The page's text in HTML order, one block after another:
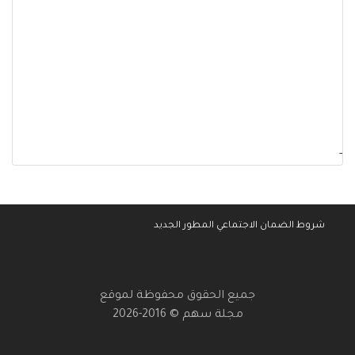
-
شروط الضمان الاجتماعي المطور الجديد
جميع الحقوق محفوظة لموقع
مجلة سهم © 2016-2026